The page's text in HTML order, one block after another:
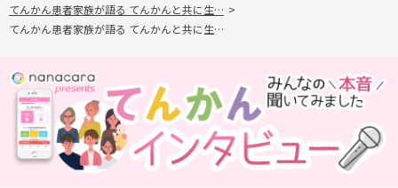
てんかん患者家族が語る てんかんと共に生… >
てんかん患者家族が語る てんかんと共に生…